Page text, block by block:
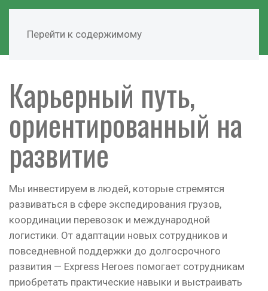
Перейти к содержимому
Карьерный путь,
ориентированный на
развитие
Мы инвестируем в людей, которые стремятся
развиваться в сфере экспедирования грузов,
координации перевозок и международной
логистики. От адаптации новых сотрудников и
повседневной поддержки до долгосрочного
развития — Express Heroes помогает сотрудникам
приобретать практические навыки и выстраивать